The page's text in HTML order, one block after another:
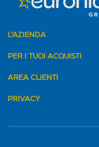
L'AZIENDA
PER I TUOI ACQUISTI
AREA CLIENTI
PRIVACY